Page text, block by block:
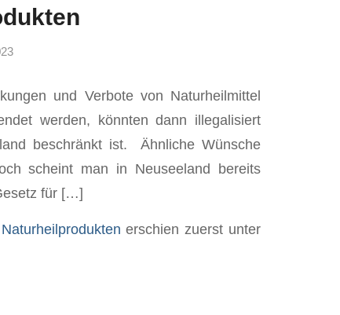
und Verbote von Naturheilmittel
werden, könnten dann illegalisiert
beschränkt ist. Ähnliche Wünsche
scheint man in Neuseeland bereits
für […]
erschien zuerst unter